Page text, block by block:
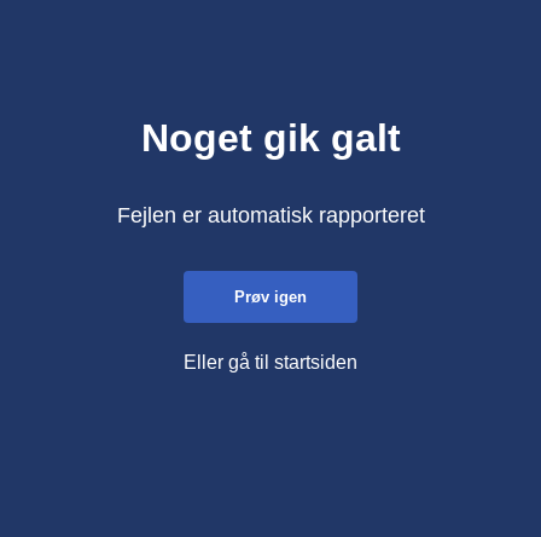
Noget gik galt
Fejlen er automatisk rapporteret
Prøv igen
Eller gå til startsiden